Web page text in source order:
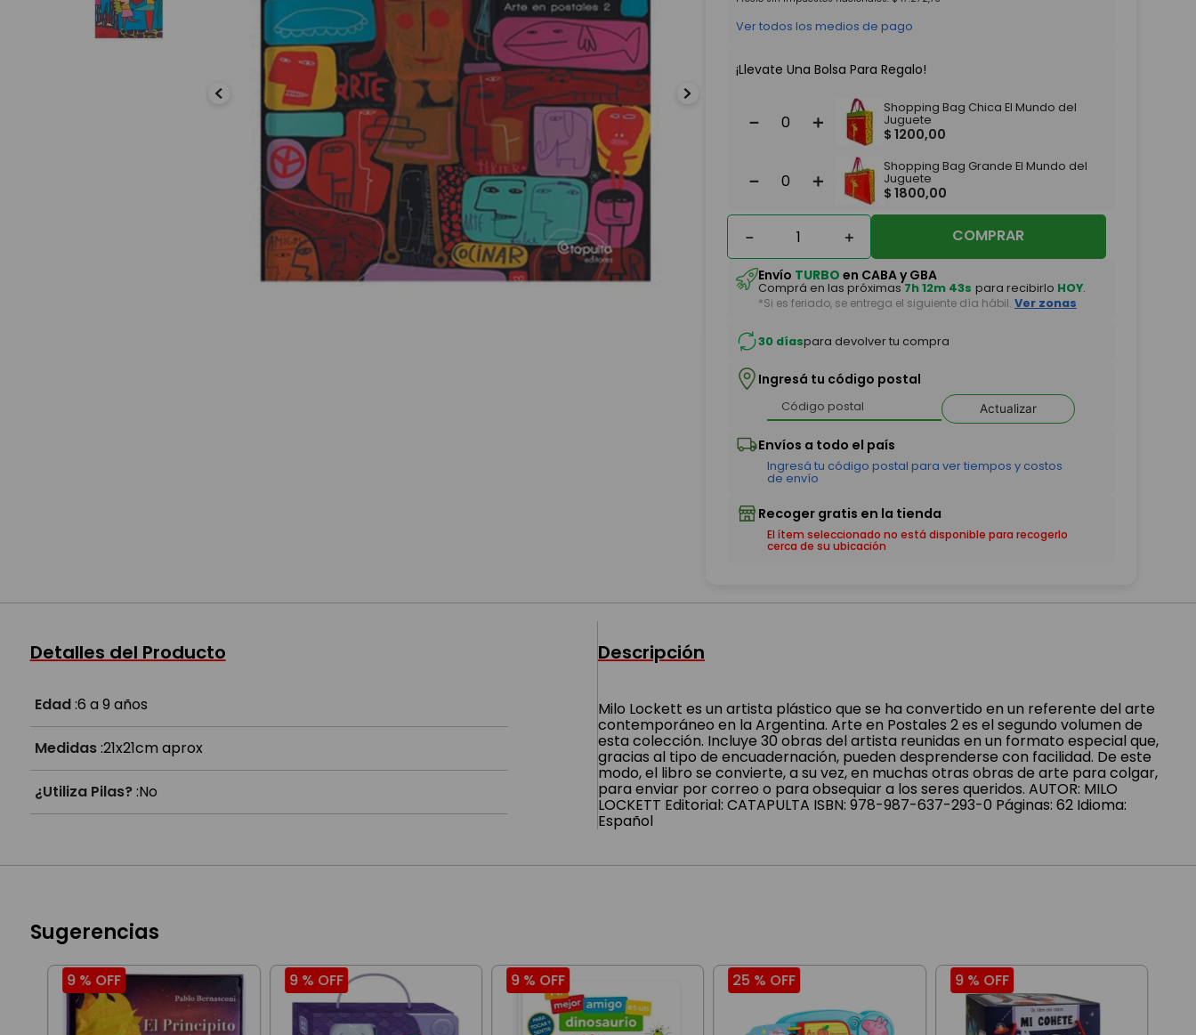
Ver todos los medios de pago
¡Llevate Una Bolsa Para Regalo!
＋
－
Shopping Bag Chica El Mundo del
Juguete
$ 1200,00
＋
－
Shopping Bag Grande El Mundo del
Juguete
$ 1800,00
＋
－ COMPRAR
Envío TURBO en CABA y GBA
Comprá en las próximas7h 12m 43s para recibirlo HOY.
*Si es feriado, se entrega el siguiente día hábil. Ver zonas
30 díaspara devolver tu compra
Ingresá tu código postal
Actualizar
El ítem seleccionado no está disponible para recogerlo
cerca de su ubicación
Detalles del Producto
Edad:6 a 9 años
Medidas:21x21cm aprox
¿Utiliza Pilas?:No
Descripción
Milo Lockett es un artista plástico que se ha convertido en un referente del arte
contemporáneo en la Argentina. Arte en Postales 2 es el segundo volumen de
esta colección. Incluye 30 obras del artista reunidas en un formato especial que,
gracias al tipo de encuadernación, pueden desprenderse con facilidad. De este
modo, el libro se convierte, a su vez, en muchas otras obras de arte para colgar,
para enviar por correo o para obsequiar a los seres queridos. AUTOR: MILO
LOCKETT Editorial: CATAPULTA ISBN: 978-987-637-293-0 Páginas: 62 Idioma:
Español
Sugerencias
9 % OFF 9 % OFF 9 % OFF 25 % OFF 9 % OFF